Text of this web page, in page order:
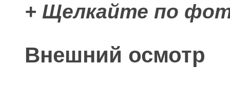
+ Щелкайте по
Внешний осмотр